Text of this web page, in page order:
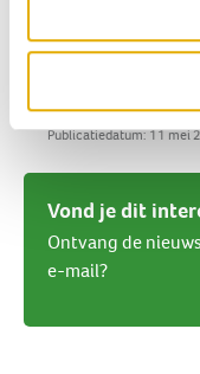
de toezegging
en waar mogelijk
Publicatiedatum: 11 mei
Vond je dit
Ontvang de
e-mail?